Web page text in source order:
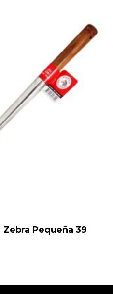
Pequeña 39